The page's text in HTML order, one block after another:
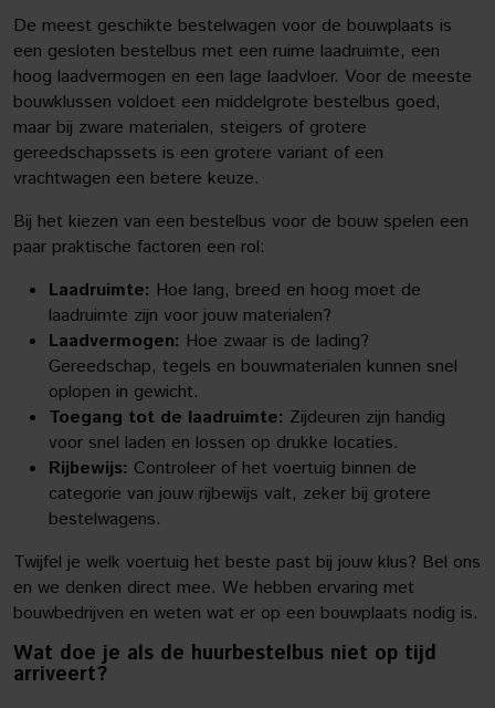
De meest geschikte bestelwagen voor de bouwplaats is
een gesloten bestelbus met een ruime laadruimte, een
hoog laadvermogen en een lage laadvloer. Voor de meeste
bouwklussen voldoet een middelgrote bestelbus goed,
maar bij zware materialen, steigers of grotere
gereedschapssets is een grotere variant of een
vrachtwagen een betere keuze.
Bij het kiezen van een bestelbus voor de bouw spelen een
paar praktische factoren een rol:
Laadruimte: Hoe lang, breed en hoog moet de
laadruimte zijn voor jouw materialen?
Laadvermogen: Hoe zwaar is de lading?
Gereedschap, tegels en bouwmaterialen kunnen snel
oplopen in gewicht.
Toegang tot de laadruimte: Zijdeuren zijn handig
voor snel laden en lossen op drukke locaties.
Rijbewijs: Controleer of het voertuig binnen de
categorie van jouw rijbewijs valt, zeker bij grotere
bestelwagens.
Twijfel je welk voertuig het beste past bij jouw klus? Bel ons
en we denken direct mee. We hebben ervaring met
bouwbedrijven en weten wat er op een bouwplaats nodig is.
Wat doe je als de huurbestelbus niet op tijd
arriveert?